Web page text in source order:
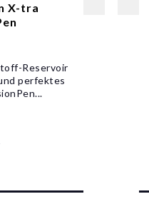
X-tra
Reservoir
perfektes